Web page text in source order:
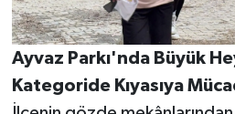
Ayvaz Parkı'nda Büyük
Kategoride Kıyasıya